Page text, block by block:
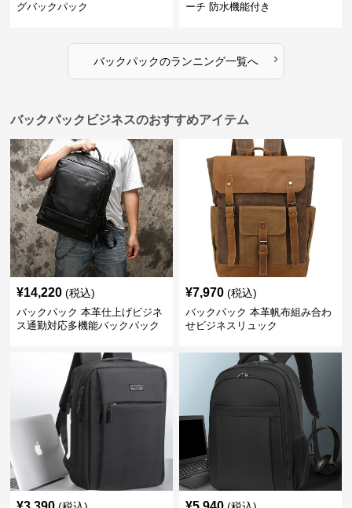
グバックパック
ーチ 防水機能付き
バックパックのランニング一覧へ ›
バックパックビジネスのおすすめアイテム
¥14,220 (税込)
バックパック 本革仕上げビジネ
ス通勤対応多機能バックパック
¥7,970 (税込)
バックパック 本革帆布組み合わ
せビジネスリュック